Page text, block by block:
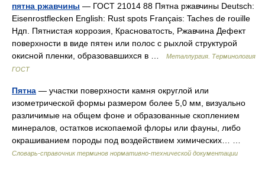
пятна ржавчины — ГОСТ 21014 88 Пятна ржавчины Deutsch:
Eisenrostflecken English: Rust spots Français: Taches de rouille
Ндп. Пятнистая коррозия, Красноватость, Ржавчина Дефект
поверхности в виде пятен или полос с рыхлой структурой
окисной пленки, образовавшихся в …
Металлургия. Терминология
ГОСТ
Пятна — участки поверхности камня округлой или
изометрической формы размером более 5,0 мм, визуально
различимые на общем фоне и образованные скоплением
минералов, остатков ископаемой флоры или фауны, либо
окрашиванием породы под воздействием химических… …
Словарь-справочник терминов нормативно-технической документации